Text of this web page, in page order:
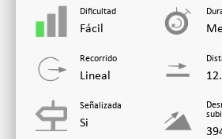
Dificultad
Fácil
Recorrido
Lineal
Señalizada
Si